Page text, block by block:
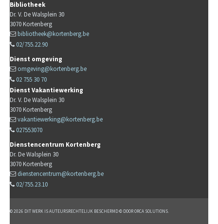
Bibliotheek
Dr. V. De Walsplein 30
3070Kortenberg
bibliotheek@kortenberg.be
02/755.22.90
Dienst omgeving
omgeving@kortenberg.be
02 755 30 70
Dienst Vakantiewerking
Dr. V. De Walsplein 30
3070Kortenberg
vakantiewerking@kortenberg.be
027553070
Dienstencentrum Kortenberg
Dr. De Walsplein 30
3070Kortenberg
dienstencentrum@kortenberg.be
02/755.23.10
© 2026 DIT WERK IS AUTEURSRECHTELIJK BESCHERMD © DOOR ORCA SOLUTIONS.